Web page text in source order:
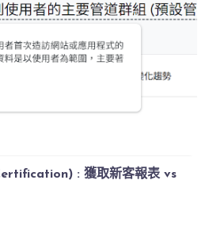
: 獲取新客報表 vs